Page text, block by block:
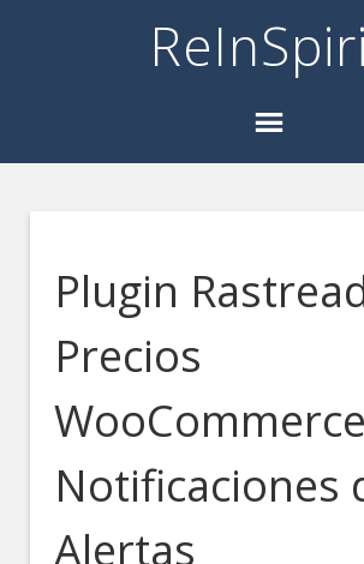
Plugin
Precios
Notificaciones
Alertas